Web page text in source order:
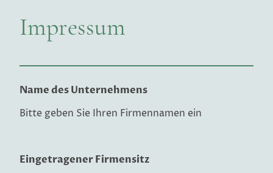
Impressum
Name des Unternehmens
Bitte geben Sie Ihren Firmennamen ein
Eingetragener Firmensitz